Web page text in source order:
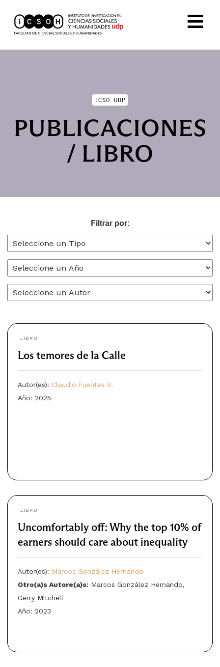
ICSO UDP
PUBLICACIONES
/ LIBRO
Filtrar por:
LIBRO
Los temores de la Calle
Autor(es): Claudio Fuentes S.
Año: 2025
LIBRO
Uncomfortably off: Why the top 10% of
earners should care about inequality
Autor(es): Marcos González Hernando
Otro(a)s Autore(a)s: Marcos González Hernando,
Gerry Mitchell
Año: 2023